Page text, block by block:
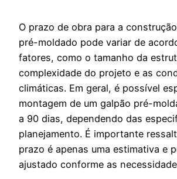
O prazo de obra para a
pré-moldado pode variar de
fatores, como o tamanho da
complexidade do projeto e as
climáticas. Em geral, é possível
montagem de um galpão pré-
a 90 dias, dependendo das
planejamento. É importante
prazo é apenas uma estimativa e
ajustado conforme as